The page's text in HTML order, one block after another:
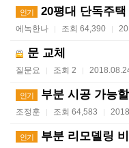
인기 20평대 단독주
에녹한나 | 조회 64,390 |
문 교체
질문요 | 조회 2 |
인기 부분 시공 가능
조정훈 | 조회 64,583 |
인기 부분 리모델링 비